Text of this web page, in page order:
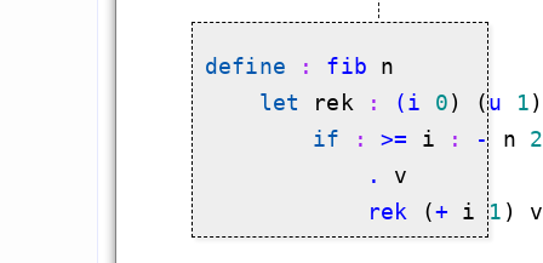
define : fib n
let
rek : (i 0) (u 1
if : >= i : - n 2
            .
            rek
(+ i 1 )
Draketo neu: Beiträge
Alltag in
Klimaneutralen Welt
Nebelfest -
Rissen